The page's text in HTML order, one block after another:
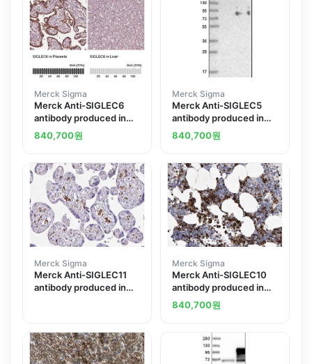
Merck Sigma
Merck Anti-SIGLEC6
antibody produced in
rabbit
840,700원
Merck Sigma
Merck Anti-SIGLEC5
antibody produced in
rabbit
840,700원
Merck Sigma
Merck Anti-SIGLEC11
antibody produced in
Merck Sigma
Merck Anti-SIGLEC10
antibody produced in
rabbit
840,700원